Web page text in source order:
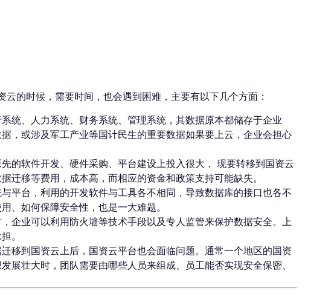
的时候，需要时间，也会遇到困难，主要有以下几个方面：
统、人力系统、财务系统、管理系统，其数据原本都储存于企业
，或涉及军工产业等国计民生的重要数据如果要上云，企业会担心
的软件开发、硬件采购、平台建设上投入很大， 现要转移到国资云
迁移等费用，成本高，而相应的资金和政策支持可能缺失。
平台，利用的开发软件与工具各不相同，导致数据库的接口也各不
、如何保障安全性，也是一大难题。
企业可以利用防火墙等技术手段以及专人监管来保护数据安全。上
。
移到国资云上后，国资云平台也会面临问题。通常一个地区的国资
展壮大时，团队需要由哪些人员来组成、员工能否实现安全保密、